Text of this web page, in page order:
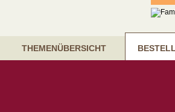
THEMENÜBERSICHT